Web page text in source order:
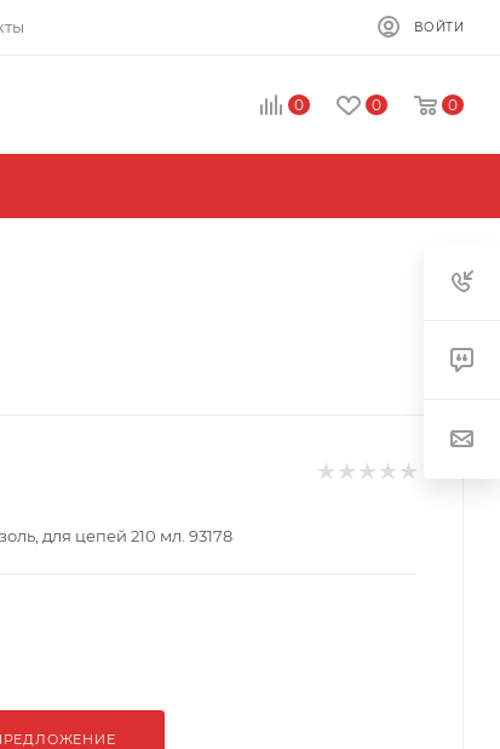
ВОЙТИ
0 0 0
для цепей 210 мл. 93178